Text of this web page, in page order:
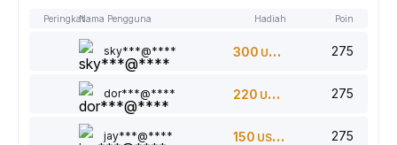
PeringkatNama Pengguna Hadiah Poin
sky***@**** 300 USDT 275
dor***@**** 220 USDT 275
jay***@**** 150 USDT 275